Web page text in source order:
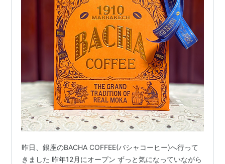
昨日、銀座のBACHA COFFEE(バシャコーヒー)へ行って
きました 昨年12月にオープン ずっと気になっていながら